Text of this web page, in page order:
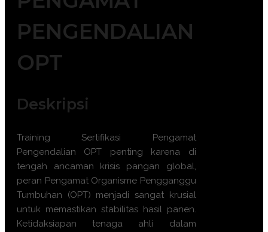
PENGENDALIAN
OPT
Deskripsi
Training Sertifikasi Pengamat
Pengendalian OPT penting karena di
tengah ancaman krisis pangan global,
peran Pengamat Organisme Pengganggu
Tumbuhan (OPT) menjadi sangat krusial
untuk memastikan stabilitas hasil panen.
Ketidaksiapan tenaga ahli dalam